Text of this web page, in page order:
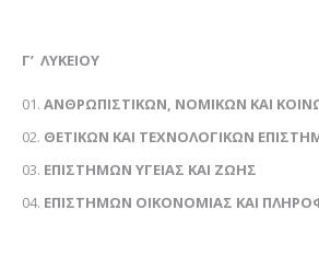
Γ’ ΛΥΚΕΙΟΥ
ΑΝΘΡΩΠΙΣΤΙΚΩΝ, ΝΟΜΙΚΩΝ ΚΑΙ
ΘΕΤΙΚΩΝ ΚΑΙ ΤΕΧΝΟΛΟΓΙΚΩΝ
ΕΠΙΣΤΗΜΩΝ ΥΓΕΙΑΣ ΚΑΙ ΖΩΗΣ
ΕΠΙΣΤΗΜΩΝ ΟΙΚΟΝΟΜΙΑΣ ΚΑΙ